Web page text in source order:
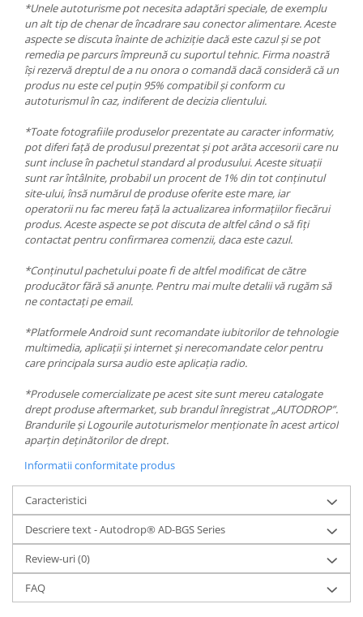
*Unele autoturisme pot necesita adaptări speciale, de exemplu
un alt tip de chenar de încadrare sau conector alimentare. Aceste
aspecte se discuta înainte de achiziție dacă este cazul și se pot
remedia pe parcurs împreună cu suportul tehnic. Firma noastră
își rezervă dreptul de a nu onora o comandă dacă consideră că un
produs nu este cel puțin 95% compatibil și conform cu
autoturismul în caz, indiferent de decizia clientului.
*Toate fotografiile produselor prezentate au caracter informativ,
pot diferi față de produsul prezentat și pot arăta accesorii care nu
sunt incluse în pachetul standard al produsului. Aceste situații
sunt rar întâlnite, probabil un procent de 1% din tot conținutul
site-ului, însă numărul de produse oferite este mare, iar
operatorii nu fac mereu față la actualizarea informațiilor fiecărui
produs. Aceste aspecte se pot discuta de altfel când o să fiți
contactat pentru confirmarea comenzii, daca este cazul.
*Conținutul pachetului poate fi de altfel modificat de către
producător fără să anunțe. Pentru mai multe detalii vă rugăm să
ne contactați pe email.
*Platformele Android sunt recomandate iubitorilor de tehnologie
multimedia, aplicații și internet și nerecomandate celor pentru
care principala sursa audio este aplicația radio.
*Produsele comercializate pe acest site sunt mereu catalogate
drept produse aftermarket, sub brandul înregistrat „AUTODROP”.
Brandurile și Logourile autoturismelor menționate în acest articol
aparțin deținătorilor de drept.
Informatii conformitate produs
Caracteristici
Descriere text - Autodrop® AD-BGS Series
Review-uri(0)
FAQ